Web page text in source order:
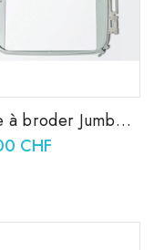
à broder Jumbo
mm PRPJF360
CHF